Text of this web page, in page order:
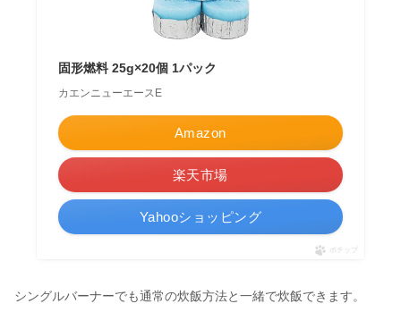
固形燃料 25g×20個 1パック
カエンニューエースE
Amazon
楽天市場
Yahooショッピング
ポチップ
シングルバーナーでも通常の炊飯方法と一緒で炊飯できます。